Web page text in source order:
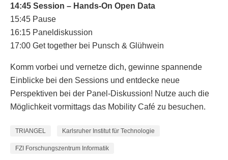
14:45 Session – Hands-On Open Data
15:45 Pause
16:15 Paneldiskussion
17:00 Get together bei Punsch & Glühwein
Komm vorbei und vernetze dich, gewinne spannende
Einblicke bei den Sessions und entdecke neue
Perspektiven bei der Panel-Diskussion! Nutze auch die
Möglichkeit vormittags das Mobility Café zu besuchen.
TRIANGEL Karlsruher Institut für Technologie
FZI Forschungszentrum Informatik